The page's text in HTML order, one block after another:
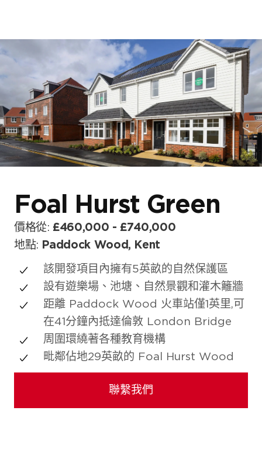
首頁
關於我們
我們的發展項目
網誌及消息
Foal Hurst Green
價格從: £460,000 - £740,000
地點: Paddock Wood, Kent
該開發項目內擁有5英畝的自然保護區
設有遊樂場、池塘、自然景觀和灌木籬牆
距離 Paddock Wood 火車站僅1英里,可
在41分鐘內抵達倫敦 London Bridge
周圍環繞著各種教育機構
毗鄰佔地29英畝的 Foal Hurst Wood
聯繫我們